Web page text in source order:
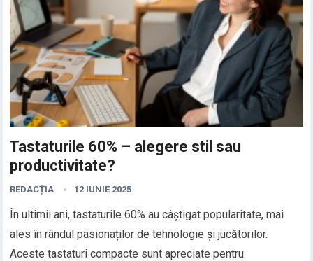
Tastaturile 60% – alegere stil sau
productivitate?
REDACȚIA 12 IUNIE 2025
În ultimii ani, tastaturile 60% au câștigat popularitate, mai
ales în rândul pasionaților de tehnologie și jucătorilor.
Aceste tastaturi compacte sunt apreciate pentru